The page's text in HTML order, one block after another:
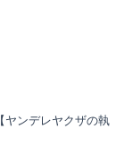
ヤンデレヤクザの執